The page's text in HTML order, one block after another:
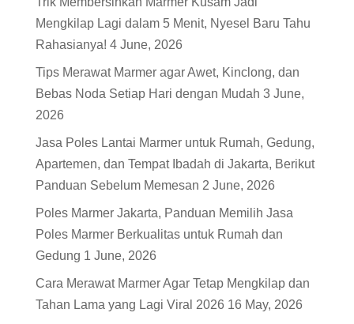
Mengkilap Lagi dalam 5 Menit, Nyesel Baru Tahu
Rahasianya! 4 June, 2026
Tips Merawat Marmer agar Awet, Kinclong, dan
Bebas Noda Setiap Hari dengan Mudah 3 June,
2026
Jasa Poles Lantai Marmer untuk Rumah, Gedung,
Apartemen, dan Tempat Ibadah di Jakarta, Berikut
Panduan Sebelum Memesan 2 June, 2026
Poles Marmer Jakarta, Panduan Memilih Jasa
Poles Marmer Berkualitas untuk Rumah dan
Gedung 1 June, 2026
Cara Merawat Marmer Agar Tetap Mengkilap dan
Tahan Lama yang Lagi Viral 2026 16 May, 2026